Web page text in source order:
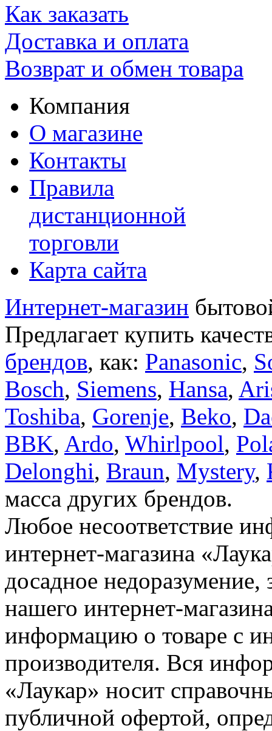
Как заказать
Доставка и оплата
Возврат и обмен товара
Компания
О магазине
Контакты
Правила
дистанционной
торговли
Карта сайта
Интернет-магазин
Предлагает купить
брендов, как: Panasonic,
Bosch, Siemens, Hansa,
Toshiba, Gorenje, Beko,
BBK, Ardo, Whirlpool,
Delonghi, Braun, Mystery,
масса других брендов.
Любое несоответствие
интернет-магазина
досадное недоразумение,
нашего интернет-
информацию о товаре с
производителя. Вся
«Лаукар» носит
публичной офертой,